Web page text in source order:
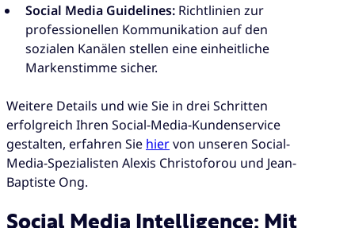
Social Media Guidelines: Richtlinien zur
professionellen Kommunikation auf den
sozialen Kanälen stellen eine einheitliche
Markenstimme sicher.
Weitere Details und wie Sie in drei Schritten
erfolgreich Ihren Social-Media-Kundenservice
gestalten, erfahren Sie hiervon unseren Social-
Media-Spezialisten Alexis Christoforou und Jean-
Baptiste Ong.
Social Media Intelligence: Mit